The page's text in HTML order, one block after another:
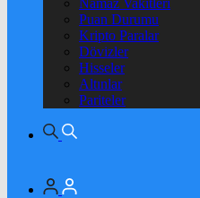
Namaz Vakitleri
Puan Durumu
Kripto Paralar
Dövizler
Hisseler
Altınlar
Pariteler